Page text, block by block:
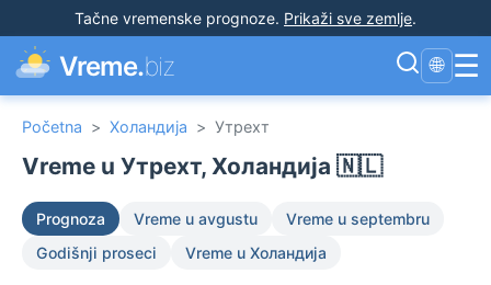
Tačne vremenske prognoze. Prikaži sve zemlje.
Vreme.biz 🌐 ☰
Početna > Холандија > Утрехт
Vreme u Утрехт, Холандија 🇳🇱
Prognoza Vreme u avgustu
Vreme u septembru
Godišnji proseci
Vreme u Холандија